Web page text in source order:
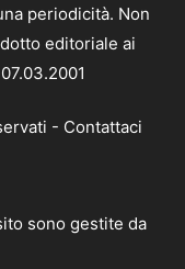
periodicità. Non
editoriale ai
- Contattaci
sono gestite da